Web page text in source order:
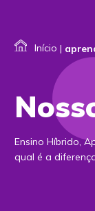
Início |
Ensino Híbrido,
qual é a